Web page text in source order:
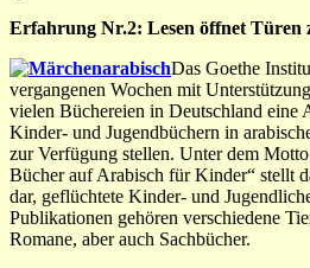
Erfahrung Nr.2: Lesen öffnet Türen
Das Goethe
vergangenen Wochen mit
vielen Büchereien in Deutschland eine
Kinder- und Jugendbüchern in
zur Verfügung stellen. Unter dem
Bücher auf Arabisch für Kinder“ stellt
dar, geflüchtete Kinder- und
Publikationen gehören verschiedene
Romane, aber auch Sachbücher.